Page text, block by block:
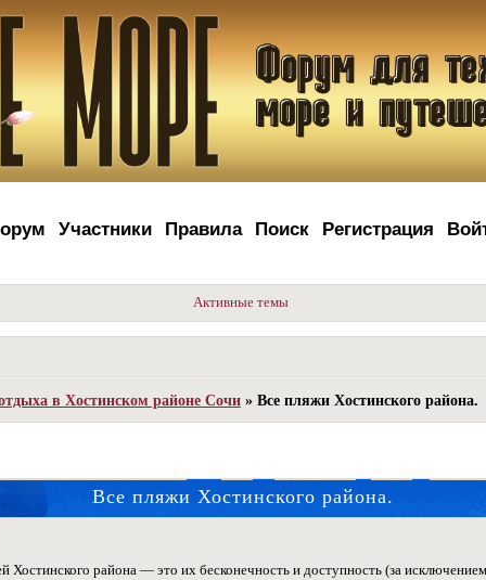
Участники Правила Поиск Регистрация
Активные темы
в Хостинском районе Сочи » Все пляжи Хостинского района.
Все пляжи Хостинского района.
Хостинского района — это их бесконечность и доступность (за